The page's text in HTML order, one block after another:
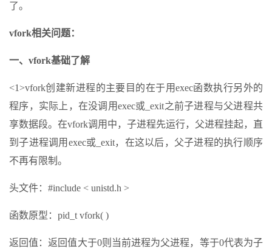
了。
vfork相关问题：
一、vfork基础了解
<1>vfork创建新进程的主要目的在于用exec函数执行另外的
程序，实际上，在没调用exec或_exit之前子进程与父进程共
享数据段。在vfork调用中，子进程先运行，父进程挂起，直
到子进程调用exec或_exit，在这以后，父子进程的执行顺序
不再有限制。
头文件：#include < unistd.h >
函数原型：pid_t vfork( )
返回值：返回值大于0则当前进程为父进程，等于0代表为子